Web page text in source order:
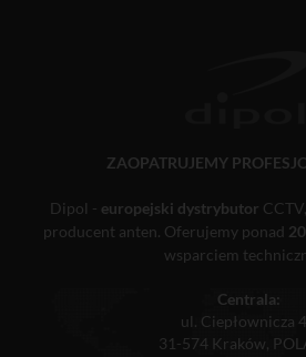
ZAOPATRUJEMY
Dipol - europejski dystrybutor
producent anten. Oferujemy ponad
wsparciem
Centrala:
ul. Ciepłownicza
31-574 Kraków,